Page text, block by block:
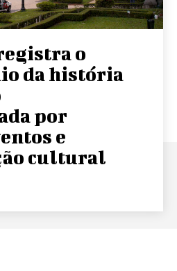
o
da história
por
e
cultural